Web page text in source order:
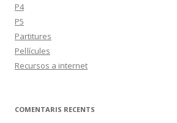
P4
P5
Partitures
Pel·lícules
Recursos a internet
COMENTARIS RECENTS